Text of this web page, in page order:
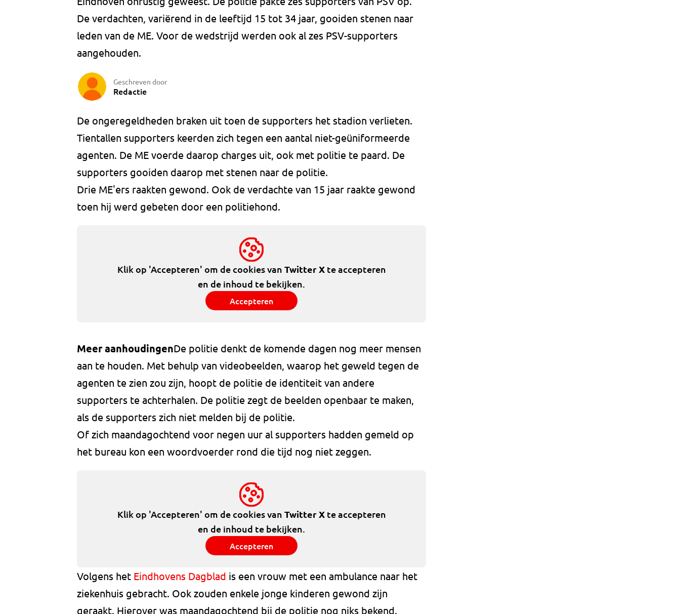
De verdachten, variërend in de leeftijd 15 tot 34 jaar, gooiden stenen naar
leden van de ME. Voor de wedstrijd werden ook al zes PSV-supporters
aangehouden.
Geschreven door
Redactie
De ongeregeldheden braken uit toen de supporters het stadion verlieten.
Tientallen supporters keerden zich tegen een aantal niet-geüniformeerde
agenten. De ME voerde daarop charges uit, ook met politie te paard. De
supporters gooiden daarop met stenen naar de politie.
Drie ME'ers raakten gewond. Ook de verdachte van 15 jaar raakte gewond
toen hij werd gebeten door een politiehond.
Klik op 'Accepteren' om de cookies van Twitter Xte accepteren
en de inhoud te bekijken.
Accepteren
Meer aanhoudingenDe politie denkt de komende dagen nog meer mensen
aan te houden. Met behulp van videobeelden, waarop het geweld tegen de
agenten te zien zou zijn, hoopt de politie de identiteit van andere
supporters te achterhalen. De politie zegt de beelden openbaar te maken,
als de supporters zich niet melden bij de politie.
Of zich maandagochtend voor negen uur al supporters hadden gemeld op
het bureau kon een woordvoerder rond die tijd nog niet zeggen.
Klik op 'Accepteren' om de cookies van Twitter Xte accepteren
en de inhoud te bekijken.
Accepteren
Volgens het Eindhovens Dagblad is een vrouw met een ambulance naar het
ziekenhuis gebracht. Ook zouden enkele jonge kinderen gewond zijn
geraakt. Hierover was maandagochtend bij de politie nog niks bekend.